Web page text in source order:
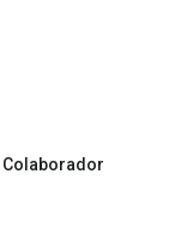
Colaborador